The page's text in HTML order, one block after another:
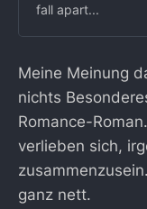
fall apart...
Meine Meinung
nichts
Romance-
verlieben sich,
ganz nett.